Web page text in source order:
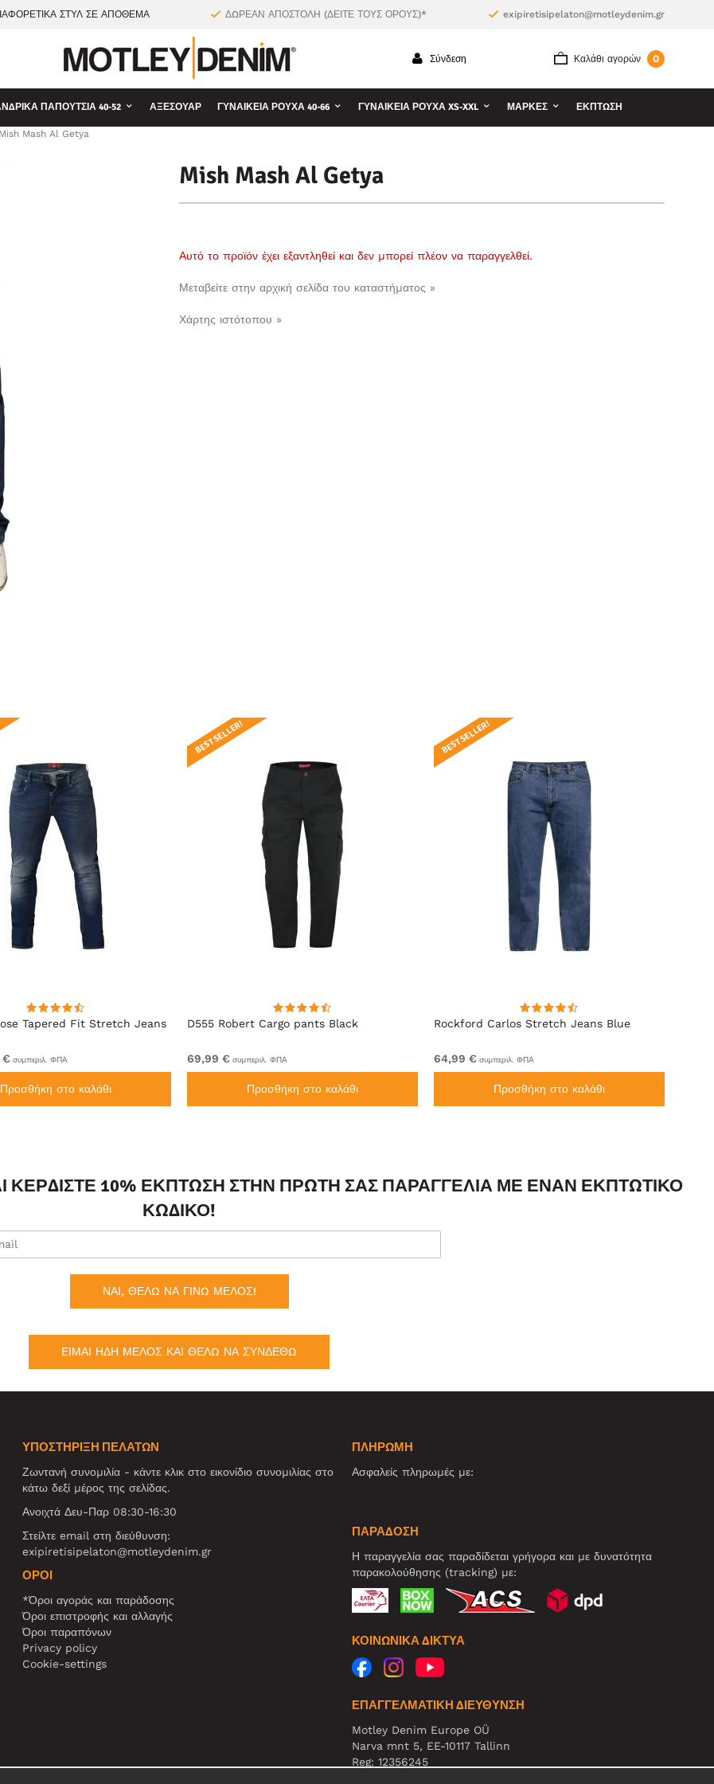
ΣΤΥΛ ΣΕ ΑΠΟΘΕΜΑ ΔΩΡΕΑΝ ΑΠΟΣΤΟΛΗ (ΔΕΙΤΕ ΤΟΥΣ ΟΡΟΥΣ)* exipiretisipelaton@motleydenim.gr
Καλάθι αγορών 0
Σύνδεση
ΠΑΠΟΎΤΣΙΑ 40-52 ΑΞΕΣΟΥΆΡ ΓΥΝΑΙΚΕΊΑ ΡΟΎΧΑ 40-66 ΓΥΝΑΙΚΕΊΑ ΡΟΎΧΑ XS-XXL ΜΆΡΚΕΣ ΕΚΠΤΩΣΗ
Mish Mash Al Getya
Mish Mash Al Getya
Αυτό το προϊόν έχει εξαντληθεί και δεν μπορεί πλέον να παραγγελθεί.
Μεταβείτε στην αρχική σελίδα του καταστήματος »
Χάρτης ιστότοπου »
Tapered Fit Stretch Jeans
€ συμπεριλ. ΦΠΑ
Προσθήκη στο καλάθι
D555 Robert Cargo pants Black
BEST SELLER!
69,99 € συμπεριλ. ΦΠΑ
Προσθήκη στο καλάθι
Rockford Carlos Stretch Jeans Blue
BEST SELLER!
64,99 € συμπεριλ. ΦΠΑ
Προσθήκη στο καλάθι
ΚΕΡΔΊΣΤΕ 10% ΈΚΠΤΩΣΗ ΣΤΗΝ ΠΡΏΤΗ ΣΑΣ ΠΑΡΑΓΓΕΛΊΑ ΜΕ ΈΝΑΝ ΕΚΠΤΩΤΙΚΌ
ΚΩΔΙΚΌ!
ΝΑΙ, ΘΕΛΩ ΝΑ ΓΙΝΩ ΜΕΛΟΣ!
ΕΙΜΑΙ ΗΔΗ ΜΕΛΟΣ ΚΑΙ ΘΕΛΩ ΝΑ ΣΥΝΔΕΘΩ
ΥΠΟΣΤΗΡΙΞΗ ΠΕΛΑΤΩΝ
Ζωντανή συνομιλία - κάντε κλικ στο εικονίδιο συνομιλίας στο
κάτω δεξί μέρος της σελίδας.
Ανοιχτά Δευ-Παρ 08:30-16:30
Στείλτε email στη διεύθυνση:
exipiretisipelaton@motleydenim.gr
ΌΡΟΙ
*Όροι αγοράς και παράδοσης
Όροι επιστροφής και αλλαγής
Όροι παραπόνων
Privacy policy
Cookie-settings
ΠΛΗΡΩΜΗ
Ασφαλείς πληρωμές με:
ΠΑΡΑΔΟΣΗ
Η παραγγελία σας παραδίδεται γρήγορα και με δυνατότητα
παρακολούθησης (tracking) με:
ΚΟΙΝΩΝΙΚΆ ΔΊΚΤΥΑ
ΕΠΑΓΓΕΛΜΑΤΙΚΗ ΔΙΕΥΘΥΝΣΗ
Motley Denim Europe OÜ
Narva mnt 5, EE-10117 Tallinn
Reg: 12356245